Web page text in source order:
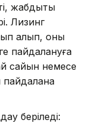
жабдықты
Лизинг
алып, оны
пайдалануға
сайын немесе
пайдалана
беріледі: